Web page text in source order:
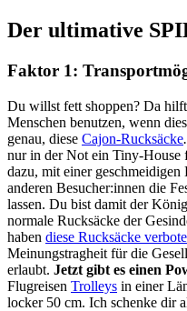
Der ultimative
Faktor 1:
Du willst fett shoppen? Da
Menschen benutzen, wenn
genau, diese Cajon-Rucksäcke.
nur in der Not ein Tiny-House
dazu, mit einer geschmeidigen
anderen Besucher:innen die
lassen. Du bist damit der
normale Rucksäcke der
haben diese Rucksäcke
Meinungstragheit für die
erlaubt. Jetzt gibt es einen
Flugreisen Trolleys in einer
locker 50 cm. Ich schenke dir